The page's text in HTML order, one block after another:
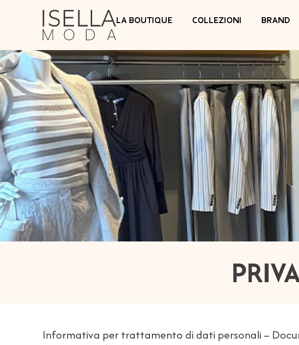
LA BOUTIQUE COLLEZIONI BRAND
Informativa per trattamento di dati personali –